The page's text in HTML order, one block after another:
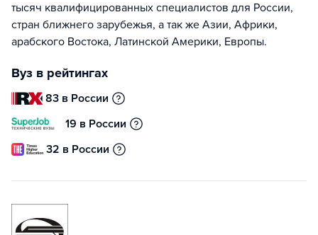
тысяч квалифицированных специалистов для России,
стран ближнего зарубежья, а так же Азии, Африки,
арабского Востока, Латинской Америки, Европы.
Вуз в рейтингах
83 в России
19 в России
32 в России